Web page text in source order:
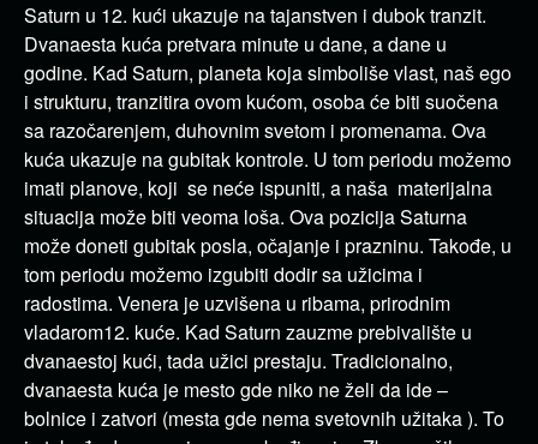
Saturn u 12. kući ukazuje na tajanstven i dubok tranzit.
Dvanaesta kuća pretvara minute u dane, a dane u
godine. Kad Saturn, planeta koja simboliše vlast, naš ego
i strukturu, tranzitira ovom kućom, osoba će biti suočena
sa razočarenjem, duhovnim svetom i promenama. Ova
kuća ukazuje na gubitak kontrole. U tom periodu možemo
imati planove, koji se neće ispuniti, a naša materijalna
situacija može biti veoma loša. Ova pozicija Saturna
može doneti gubitak posla, očajanje i prazninu. Takođe, u
tom periodu možemo izgubiti dodir sa užicima i
radostima. Venera je uzvišena u ribama, prirodnim
vladarom12. kuće. Kad Saturn zauzme prebivalište u
dvanaestoj kući, tada užici prestaju. Tradicionalno,
dvanaesta kuća je mesto gde niko ne želi da ide –
bolnice i zatvori (mesta gde nema svetovnih užitaka ). To